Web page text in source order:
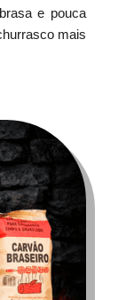
e pouca
mais